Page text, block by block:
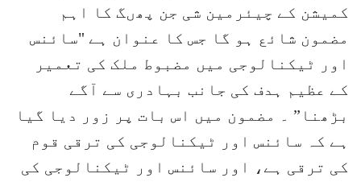
کمیشن کے چیئرمین شی جن پھںگ کا اہم
مضمون شائع ہو گا جس کا عنوان ہے "سائنس
اور ٹیکنالوجی میں مضبوط ملک کی تعمیر
کے عظیم ہدف کی جانب بہادری سے آگے
بڑھنا” ۔ مضمون میں اس بات پر زور دیا گیا
ہے کہ سائنس اور ٹیکنالوجی کی ترقی قوم
کی ترقی ہے، اور سائنس اور ٹیکنالوجی کی